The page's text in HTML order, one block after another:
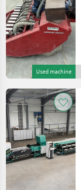
Used machine